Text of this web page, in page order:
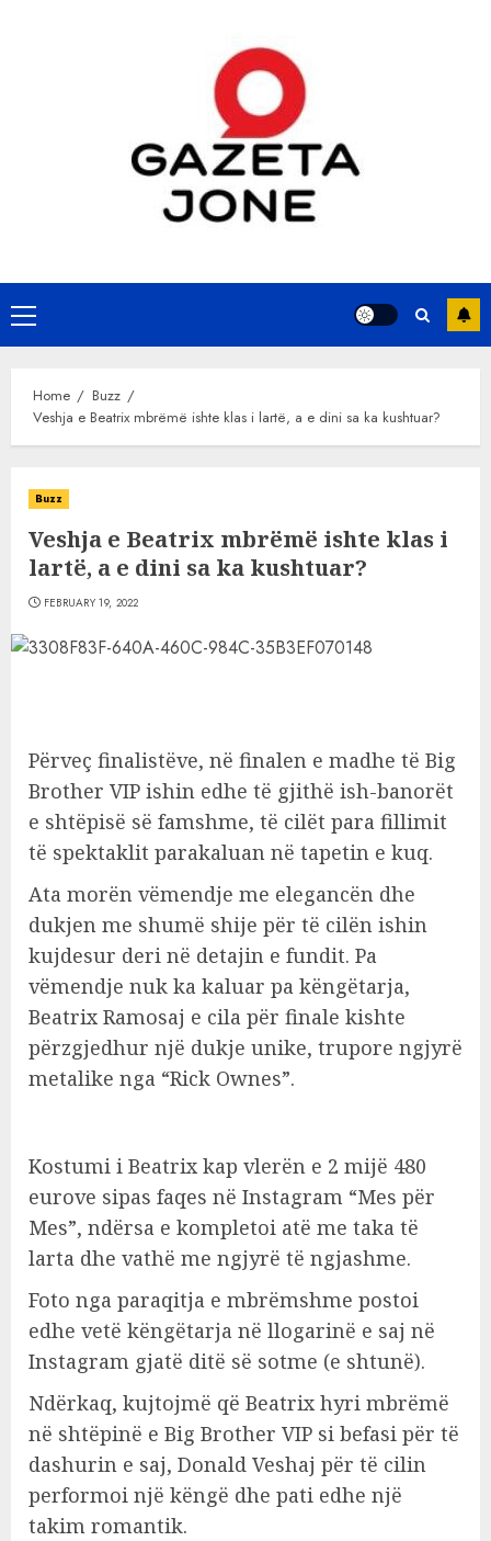
Primary
Menu
Home
Buzz
Veshja e Beatrix mbrëmë ishte klas i lartë, a e dini sa ka kushtuar?
Buzz
Veshja e Beatrix mbrëmë ishte klas i
lartë, a e dini sa ka kushtuar?
FEBRUARY 19, 2022
Përveç finalistëve, në finalen e madhe të Big
Brother VIP ishin edhe të gjithë ish-banorët
e shtëpisë së famshme, të cilët para fillimit
të spektaklit parakaluan në tapetin e kuq.
Ata morën vëmendje me elegancën dhe
dukjen me shumë shije për të cilën ishin
kujdesur deri në detajin e fundit. Pa
vëmendje nuk ka kaluar pa këngëtarja,
Beatrix Ramosaj e cila për finale kishte
përzgjedhur një dukje unike, trupore ngjyrë
metalike nga “Rick Ownes”.
Kostumi i Beatrix kap vlerën e 2 mijë 480
eurove sipas faqes në Instagram “Mes për
Mes”, ndërsa e kompletoi atë me taka të
larta dhe vathë me ngjyrë të ngjashme.
Foto nga paraqitja e mbrëmshme postoi
edhe vetë këngëtarja në llogarinë e saj në
Instagram gjatë ditë së sotme (e shtunë).
Ndërkaq, kujtojmë që Beatrix hyri mbrëmë
në shtëpinë e Big Brother VIP si befasi për të
dashurin e saj, Donald Veshaj për të cilin
performoi një këngë dhe pati edhe një
takim romantik.